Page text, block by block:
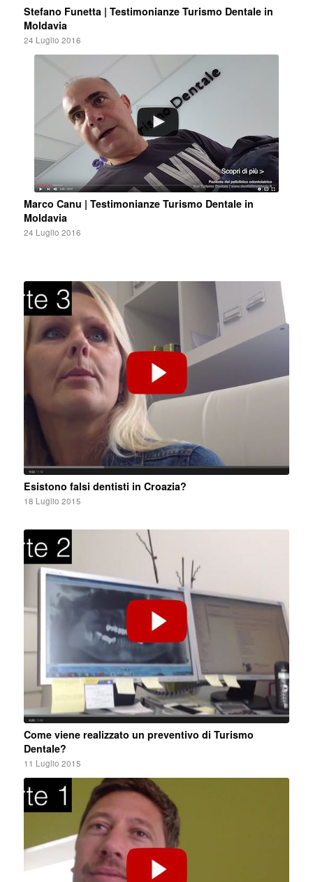
Stefano Funetta | Testimonianze Turismo Dentale in
Moldavia
24 Luglio 2016
Marco Canu | Testimonianze Turismo Dentale in
Moldavia
24 Luglio 2016
Esistono falsi dentisti in Croazia?
18 Luglio 2015
Come viene realizzato un preventivo di Turismo
Dentale?
11 Luglio 2015